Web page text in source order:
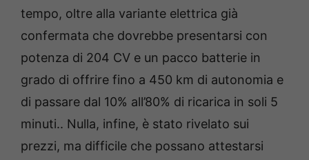
tempo, oltre alla variante elettrica già
confermata che dovrebbe presentarsi con
potenza di 204 CV e un pacco batterie in
grado di offrire fino a 450 km di autonomia e
di passare dal 10% all’80% di ricarica in soli 5
minuti.. Nulla, infine, è stato rivelato sui
prezzi, ma difficile che possano attestarsi